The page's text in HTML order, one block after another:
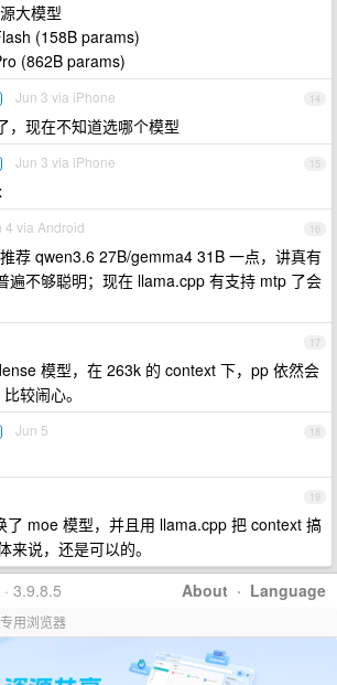
大模型
(158B params)
(862B params)
14
Jun 3 via iPhone
，现在不知道选哪个模型
15
Jun 3 via iPhone
16
4 via Android
荐 qwen3.6 27B/gemma4 31B 一点，讲真有
遍不够聪明；现在 llama.cpp 有支持 mtp 了会
17
模型，在 263k 的 context 下，pp 依然会
较闹心。
18
Jun 5
19
了 moe 模型，并且用 llama.cpp 把 context 搞
来说，还是可以的。
About · Language
3.9.8.5
用浏览器